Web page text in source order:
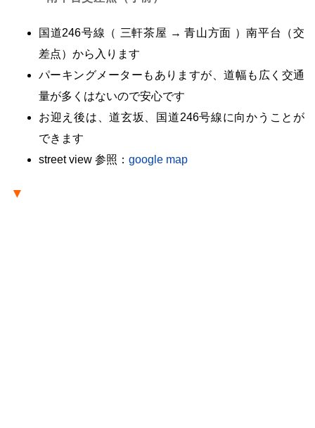
国道246号線（ 三軒茶屋 → 青山方面 ）南平台（交
差点）から入ります
パーキングメーターもありますが、道幅も広く交通
量が多くはないので安心です
お迎え後は、道玄坂
、国道246号線に向かうことが
できます
street view 参照： google map
▼